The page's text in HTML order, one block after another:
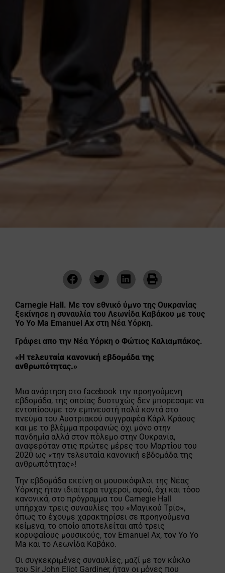
Carnegie Hall. Με τον εθνικό ύμνο της Ουκρανίας
ξεκίνησε η συναυλία του Λεωνίδα Καβάκου με τους
Yo Yo Ma Emanuel Ax στη Νέα Υόρκη.
Γράφει απο την Νέα Υόρκη οΦώτιος Καλιαμπάκος.
«Η τελευταία κανονική εβδομάδα της
ανθρωπότητας.»
Μια ανάρτηση στο facebook την προηγούμενη
εβδομάδα, της οποίας δυστυχώς δεν μπορέσαμε να
εντοπίσουμε τον εμπνευστή πολύ κοντά στο
πνεύμα του Αυστριακού συγγραφέα Κάρλ Κράους
και με το βλέμμα προφανώς όχι μόνο στην
πανδημία αλλά στον πόλεμο στην Ουκρανία,
αναφερόταν στις πρώτες μέρες του Μαρτίου του
2020 ως «την τελευταία κανονική εβδομάδα της
ανθρωπότητας»!
Την εβδομάδα εκείνη οι μουσικόφιλοι της Νέας
Υόρκης ήταν ιδιαίτερα τυχεροί, αφού, όχι και τόσο
κανονικά, στο πρόγραμμα του Carnegie Hall
υπήρχαν τρεις συναυλίες του «Μαγικού Τρίο»,
όπως το έχουμε χαρακτηρίσει σε προηγούμενα
κείμενα, το οποίο αποτελείται από τρεις
κορυφαίους μουσικούς, τον Emanuel Ax, τον Yo Yo
Ma και το Λεωνίδα Καβάκο.
Οι συγκεκριμένες συναυλίες, μαζί με τον κύκλο
του Sir John Eliot Gardiner, ήταν οι μόνες που